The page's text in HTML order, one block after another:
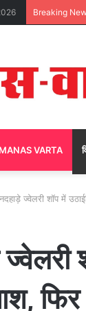
Breaking
VARTA
ज्वेलरी शॉप में